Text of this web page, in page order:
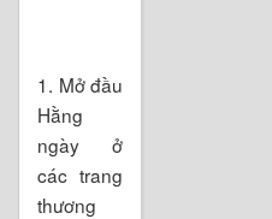
1. Mở đầu
Hằng
ngày ở
các trang
thương